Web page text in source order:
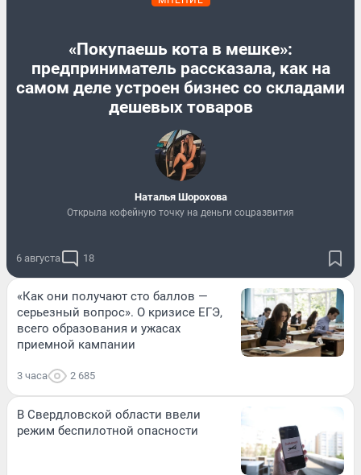
«Покупаешь кота в мешке»:
предприниматель рассказала, как на
самом деле устроен бизнес со складами
дешевых товаров
Наталья Шорохова
Открыла кофейную точку на деньги соцразвития
6 августа 18
«Как они получают сто баллов —
серьезный вопрос». О кризисе ЕГЭ,
всего образования и ужасах
приемной кампании
3 часа 2 685
В Свердловской области ввели
режим беспилотной опасности